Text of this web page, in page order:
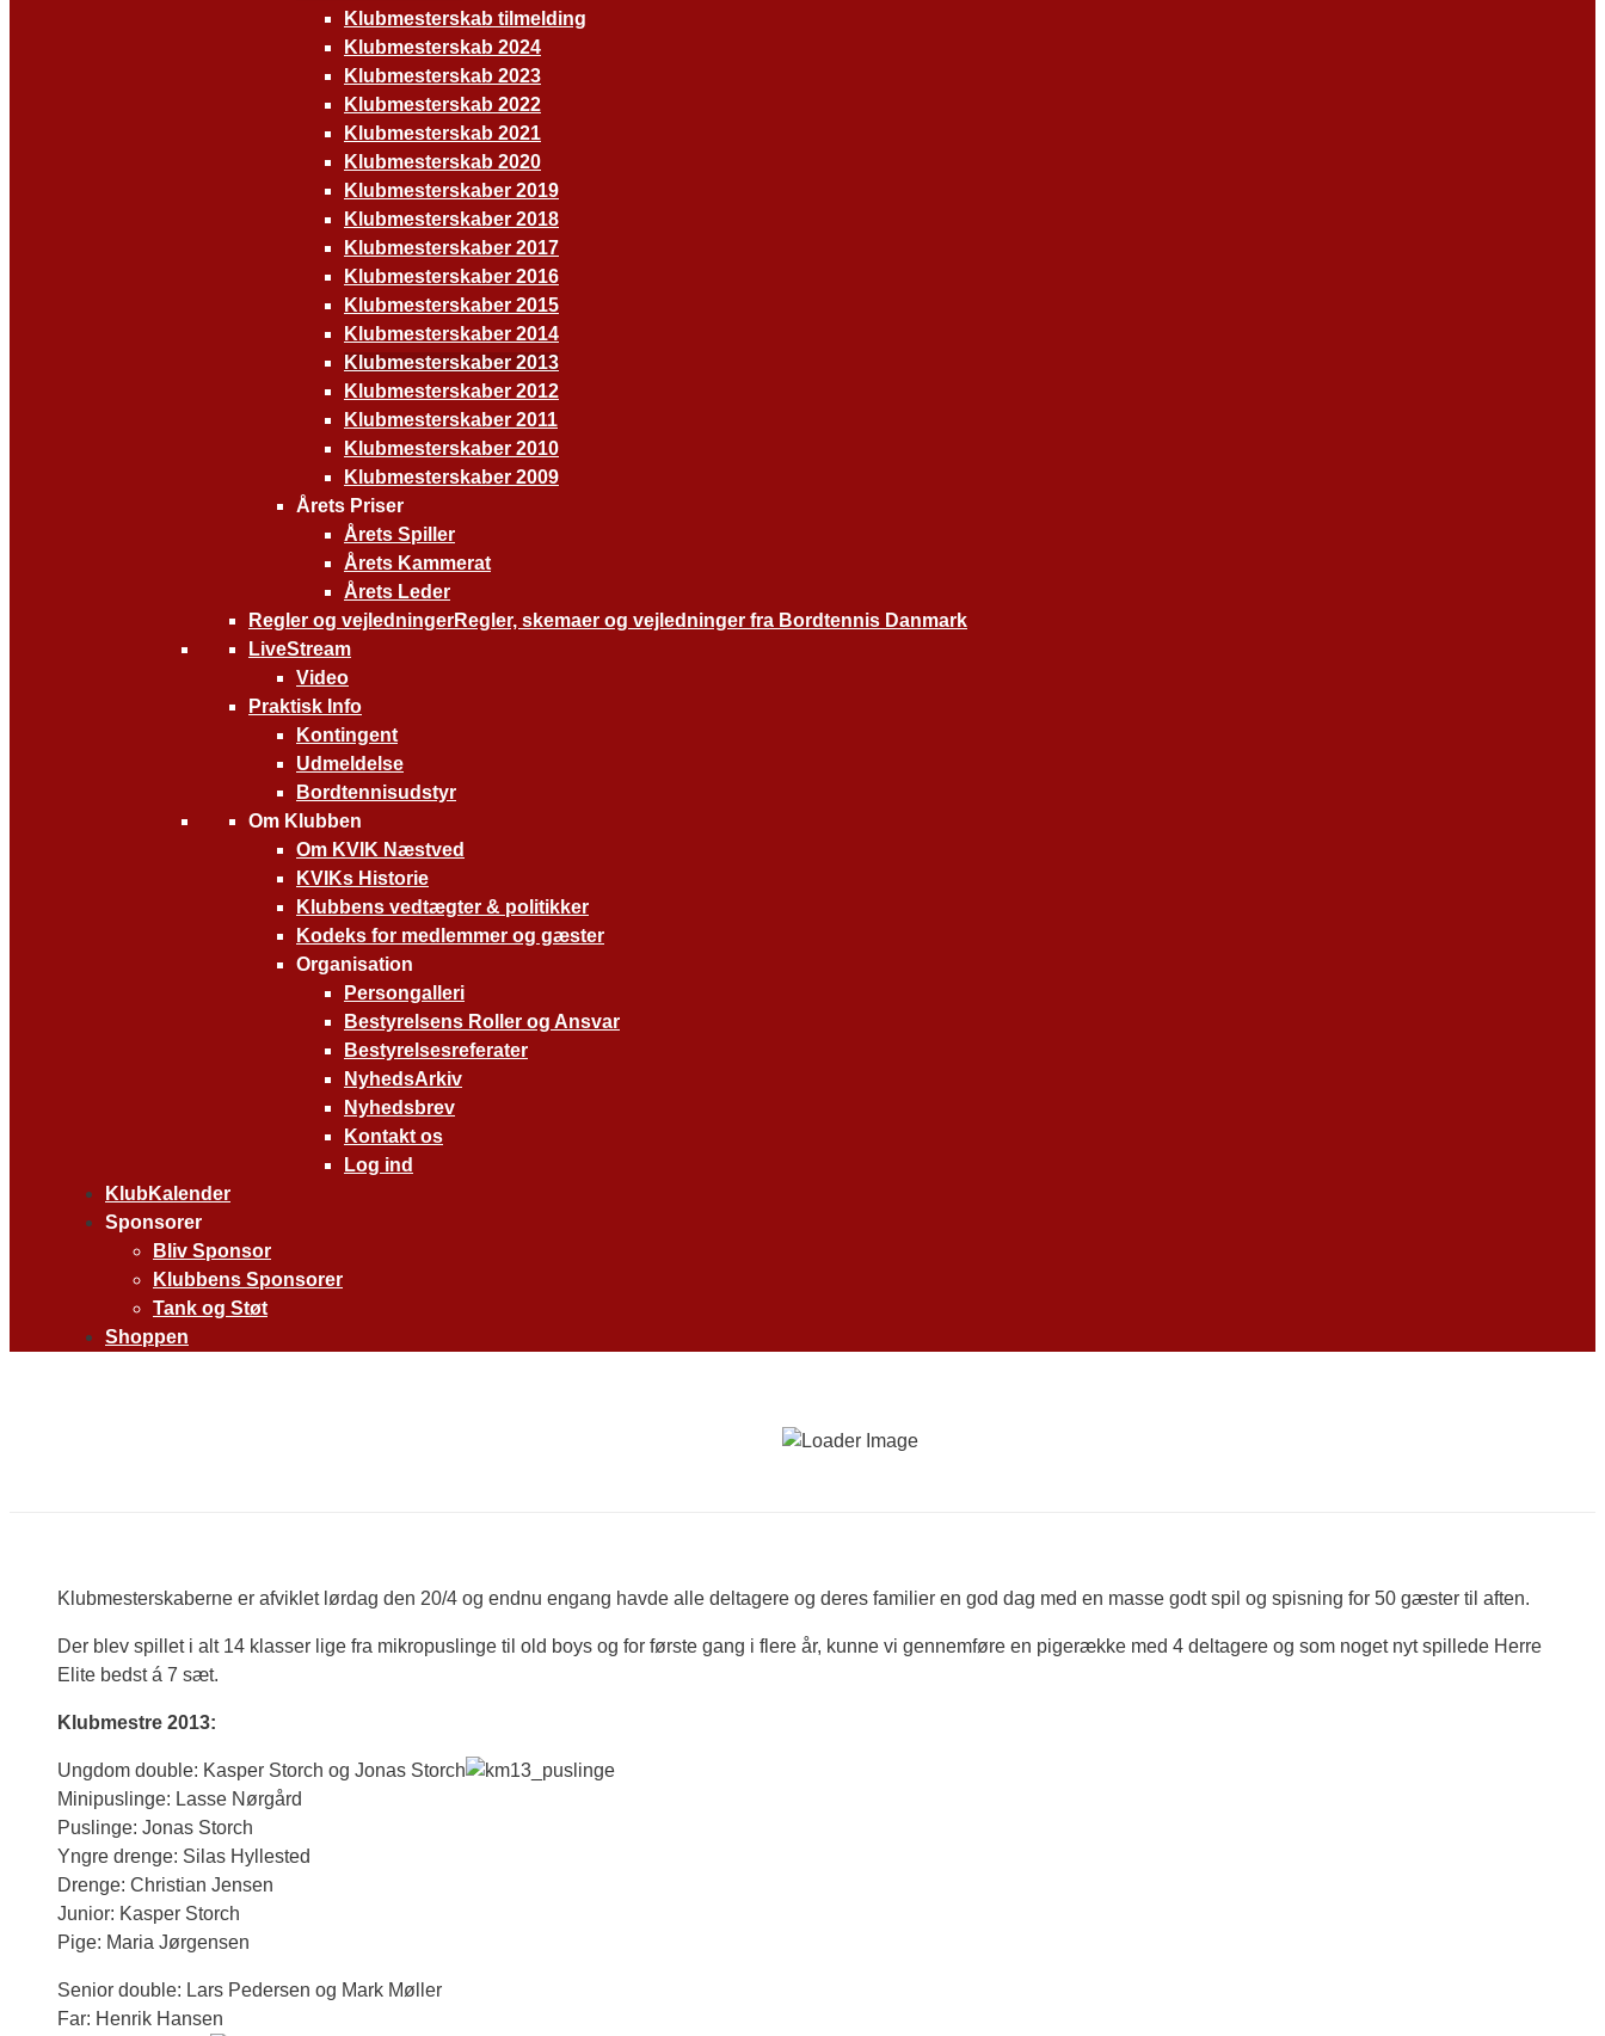
Klubmesterskab tilmelding
Klubmesterskab 2024
Klubmesterskab 2023
Klubmesterskab 2022
Klubmesterskab 2021
Klubmesterskab 2020
Klubmesterskaber 2019
Klubmesterskaber 2018
Klubmesterskaber 2017
Klubmesterskaber 2016
Klubmesterskaber 2015
Klubmesterskaber 2014
Klubmesterskaber 2013
Klubmesterskaber 2012
Klubmesterskaber 2011
Klubmesterskaber 2010
Klubmesterskaber 2009
Årets Priser
Årets Spiller
Årets Kammerat
Årets Leder
Regler og vejledningerRegler, skemaer og vejledninger fra Bordtennis Danmark
LiveStream
Video
Praktisk Info
Kontingent
Udmeldelse
Bordtennisudstyr
Om Klubben
Om KVIK Næstved
KVIKs Historie
Klubbens vedtægter & politikker
Kodeks for medlemmer og gæster
Organisation
Persongalleri
Bestyrelsens Roller og Ansvar
Bestyrelsesreferater
NyhedsArkiv
Nyhedsbrev
Kontakt os
Log ind
KlubKalender
Sponsorer
Bliv Sponsor
Klubbens Sponsorer
Tank og Støt
Shoppen
Klubmesterskaberne er afviklet lørdag den 20/4 og endnu engang havde alle deltagere og deres familier en god dag med en masse godt spil og spisning for 50 gæster til aften.
Der blev spillet i alt 14 klasser lige fra mikropuslinge til old boys og for første gang i flere år, kunne vi gennemføre en pigerække med 4 deltagere og som noget nyt spillede Herre
Elite bedst á 7 sæt.
Klubmestre 2013:
Ungdom double: Kasper Storch og Jonas Storch
Minipuslinge: Lasse Nørgård
Puslinge: Jonas Storch
Yngre drenge: Silas Hyllested
Drenge: Christian Jensen
Junior: Kasper Storch
Pige: Maria Jørgensen
Senior double: Lars Pedersen og Mark Møller
Far: Henrik Hansen